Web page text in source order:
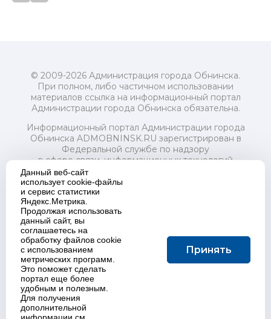
© 2009-2026 Администрация города Обнинска.
При полном, либо частичном использовании
материалов ссылка на информационный портал
Администрации города Обнинска обязательна.
Информационный портал Администрации города
Обнинска ADMOBNINSK.RU зарегистрирован в
Федеральной службе по надзору
в сфере связи, информационных технологий
и массовых коммуникаций (Роскомнадзор) 24 июля
2018 года.
Свидетельство о регистрации Эл № ФС77-73321
Учредитель: Администрация (исполнительно-
распорядительный орган) городского округа "Город
Обнинск". Главный редактор: Байкова Е.А.
Адрес электронной почты Редакции:
redactor@admobninsk.ru
Телефон Редакции: +7 (484) 395-85-85
Настоящий ресурс содержит материалы 18+
Политика в отношении обработки персональных
Данный веб-сайт
использует cookie-файлы
и сервис статистики
Яндекс.Метрика.
Продолжая использовать
данный сайт, вы
соглашаетесь на
обработку файлов cookie
с использованием
метрических программ.
Это поможет сделать
портал еще более
удобным и полезным.
Для получения
дополнительной
Принять